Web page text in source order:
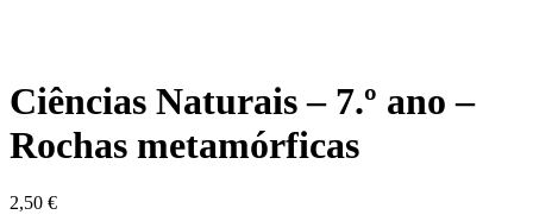
Ciências Naturais – 7.º ano –
Rochas metamórficas
2,50 €